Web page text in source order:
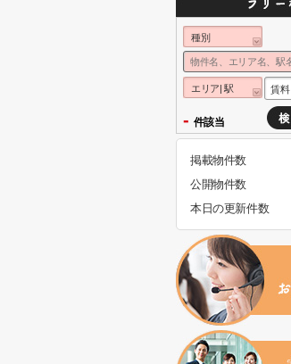
種別
エリア| 駅 賃料
- 件該当
掲載物件数
公開物件数
本日の更新件数